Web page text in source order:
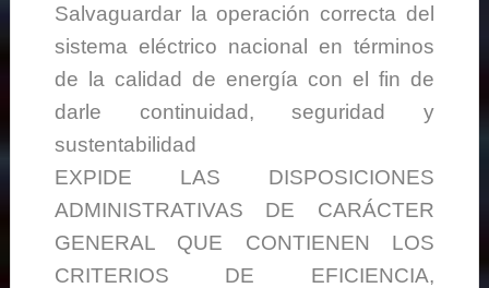
Salvaguardar la operación correcta del
sistema eléctrico nacional en términos
de la calidad de energía con el fin de
darle continuidad, seguridad y
sustentabilidad
EXPIDE LAS DISPOSICIONES
ADMINISTRATIVAS DE CARÁCTER
GENERAL QUE CONTIENEN LOS
CRITERIOS DE EFICIENCIA,